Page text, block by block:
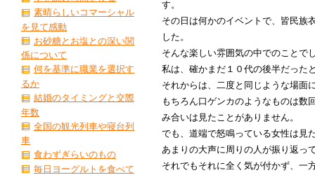
す。
その日は何かのイベントで、皆民族
した。
そんな楽しい雰囲気の中でのことで
私は、確かまだ１０代の後半だった
それからは、二度と同じような場面
もちろん口ゲンカのようなものは数
み合いは見たことがありません。
でも、道端で怒鳴っている女性は見
あまりの大声に周りの人が振り返っ
それでもそれに全く気が付かず、一
素晴らしいコマーシャル
を見て感動
お砂糖とお塩との深い関
係について
何を基準に職業を選択す
るか
結婚のタイミングと交際
年数
全国の観光列車や寝台列
車
食わずぎらいのもの
毎日ヨーグルトを食べて